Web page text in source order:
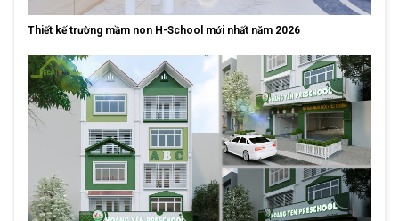
Thiết kế trường mầm non H-School mới nhất năm 2026